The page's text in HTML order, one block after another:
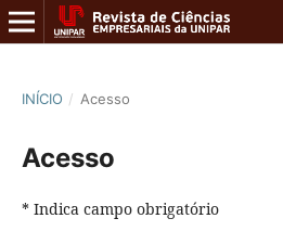
INÍCIO / Acesso
Acesso
* Indica campo obrigatório